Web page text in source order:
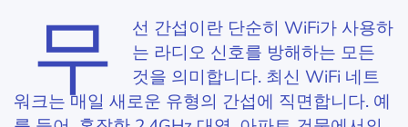
무
선 간섭이란 단순히 WiFi가 사용하
는 라디오 신호를 방해하는 모든
것을 의미합니다. 최신 WiFi 네트
워크는 매일 새로운 유형의 간섭에 직면합니다. 예